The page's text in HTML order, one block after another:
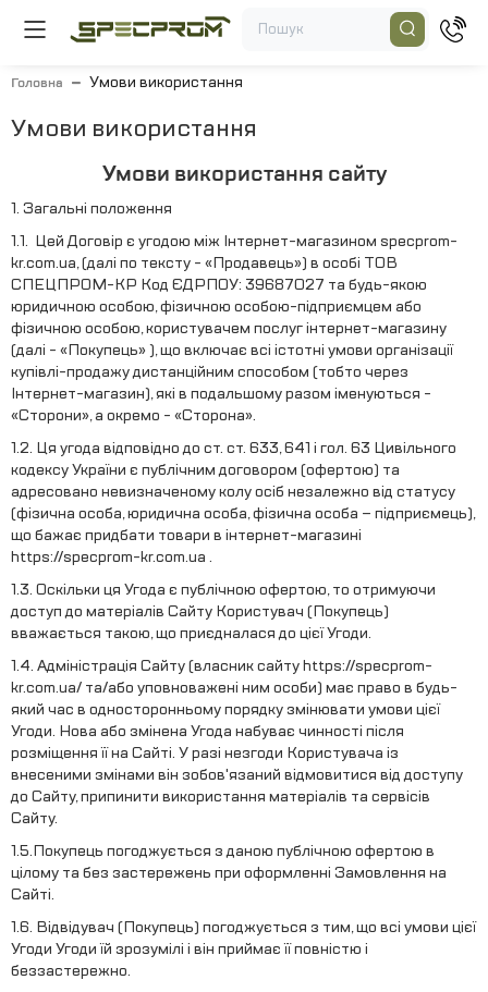
Головна Умови використання
Умови використання
Умови використання сайту
1. Загальні положення
1.1. Цей Договір є угодою між Інтернет-магазином specprom-
kr.com.ua, (далі по тексту - «Продавець») в особі ТОВ
СПЕЦПРОМ-КР Код ЄДРПОУ: 39687027 та будь-якою
юридичною особою, фізичною особою-підприємцем або
фізичною особою, користувачем послуг інтернет-магазину
(далі - «Покупець» ), що включає всі істотні умови організації
купівлі-продажу дистанційним способом (тобто через
Інтернет-магазин), які в подальшому разом іменуються -
«Сторони», а окремо - «Сторона».
1.2. Ця угода відповідно до ст. ст. 633, 641 і гол. 63 Цивільного
кодексу України є публічним договором (офертою) та
адресовано невизначеному колу осіб незалежно від статусу
(фізична особа, юридична особа, фізична особа – підприємець),
що бажає придбати товари в інтернет-магазині
https://specprom-kr.com.ua .
1.3. Оскільки ця Угода є публічною офертою, то отримуючи
доступ до матеріалів Сайту Користувач (Покупець)
вважається такою, що приєдналася до цієї Угоди.
1.4. Адміністрація Сайту (власник сайту https://specprom-
kr.com.ua/ та/або уповноважені ним особи) має право в будь-
який час в односторонньому порядку змінювати умови цієї
Угоди. Нова або змінена Угода набуває чинності після
розміщення її на Сайті. У разі незгоди Користувача із
внесеними змінами він зобов'язаний відмовитися від доступу
до Сайту, припинити використання матеріалів та сервісів
Сайту.
1.5.Покупець погоджується з даною публічною офертою в
цілому та без застережень при оформленні Замовлення на
Сайті.
1.6. Відвідувач (Покупець) погоджується з тим, що всі умови цієї
Угоди Угоди їй зрозумілі і він приймає її повністю і
беззастережно.